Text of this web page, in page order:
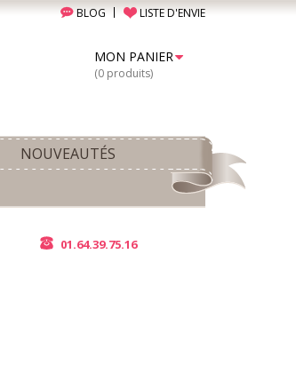
BLOG LISTE D'ENVIE
MON PANIER
(0 produits)
NOUVEAUTÉS
01.64.39.75.16